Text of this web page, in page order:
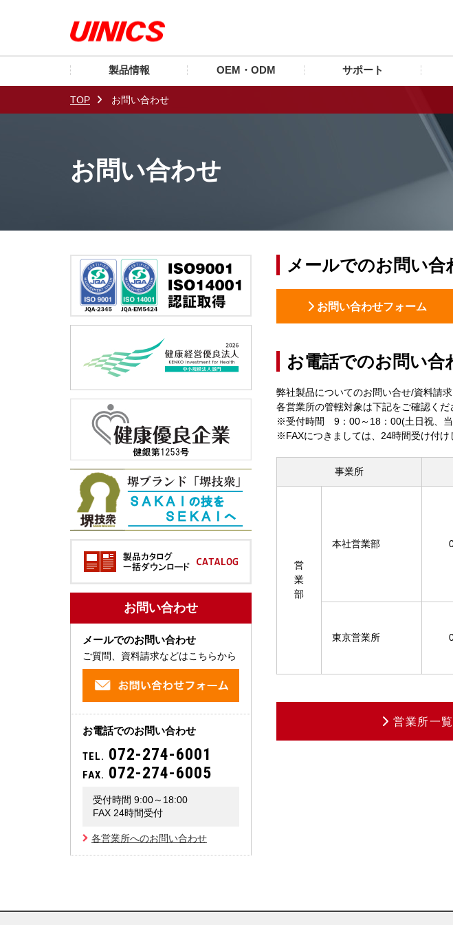
製品情報 OEM・ODM サポート
TOP お問い合わせ
お問い合わせ
メールでのお問い合
お問い合わせフォーム
お電話でのお問い合
弊社製品についてのお問い合せ/資料請
各営業所の管轄対象は下記をご確認くだ
※受付時間 9：00～18：00(土日祝、当
※FAXにつきましては、24時間受け付け
事業所
営
業
部
本社営業部
東京営業所
営業所一覧
お問い合わせ
メールでのお問い合わせ
ご質問、資料請求などはこちらから
お電話でのお問い合わせ
TEL. 072-274-6001
FAX. 072-274-6005
受付時間 9:00～18:00
FAX 24時間受付
各営業所へのお問い合わせ